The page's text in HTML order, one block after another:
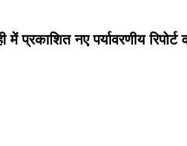
में प्रकाशित नए पर्यावरणीय रिपोर्ट